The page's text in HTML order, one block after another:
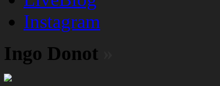
Instagram
Ingo Donot